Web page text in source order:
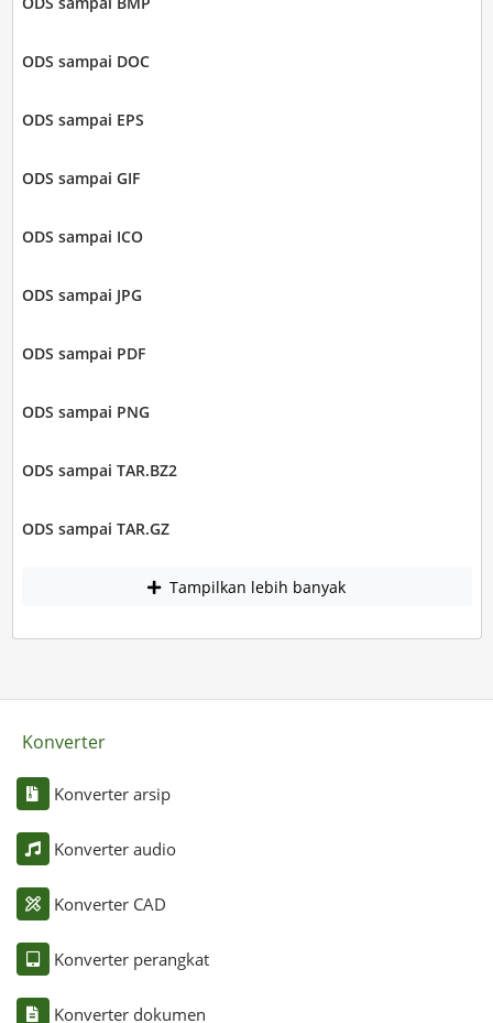
ODS sampai DOC
ODS sampai EPS
ODS sampai GIF
ODS sampai ICO
ODS sampai JPG
ODS sampai PDF
ODS sampai PNG
ODS sampai TAR.BZ2
ODS sampai TAR.GZ
Tampilkan lebih banyak
Konverter
Konverter arsip
Konverter audio
Konverter CAD
Konverter perangkat
Konverter dokumen